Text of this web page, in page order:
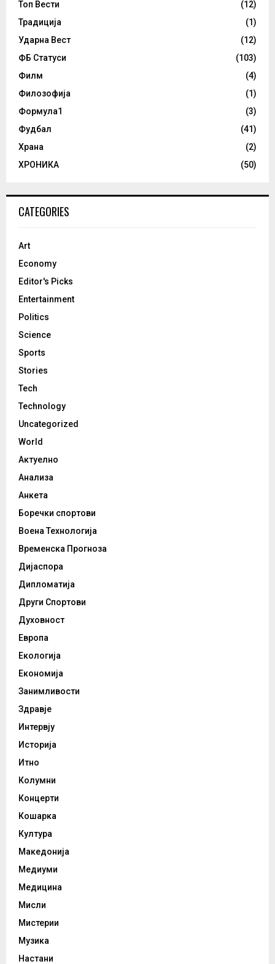
Топ Вести
(12)
Традиција
(1)
Ударна Вест
(12)
ФБ Статуси
(103)
Филм
(4)
Филозофија
(1)
Формула1
(3)
Фудбал
(41)
Храна
(2)
ХРОНИКА
(50)
CATEGORIES
Art
Economy
Editor's Picks
Entertainment
Politics
Science
Sports
Stories
Tech
Technology
Uncategorized
World
Актуелно
Анализа
Анкета
Боречки спортови
Воена Технологија
Временска Прогноза
Дијаспора
Дипломатија
Други Спортови
Духовност
Европа
Екологија
Економија
Занимливости
Здравје
Интервју
Историја
Итно
Колумни
Концерти
Кошарка
Култура
Македонија
Медиуми
Медицина
Мисли
Мистерии
Музика
Настани